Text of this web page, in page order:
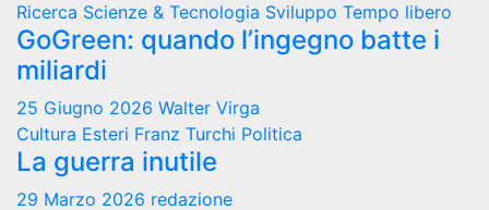
Ricerca Scienze & Tecnologia Sviluppo Tempo libero
GoGreen: quando l’ingegno batte i
miliardi
25 Giugno 2026 Walter Virga
Cultura Esteri Franz Turchi Politica
La guerra inutile
29 Marzo 2026 redazione